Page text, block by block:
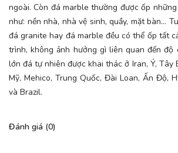
ngoài. Còn đá marble thường được ốp
như: nền nhà, nhà vệ sinh, quầy, mặt bàn…
đá granite hay đá marble đều có thể ốp tất
trình, không ảnh hưởng gì liên quan đến độ
lớn đá tự nhiên được khai thác ở Iran, Ý, Tây
Mỹ, Mehico, Trung Quốc, Đài Loan, Ấn Độ,
và Brazil.
Đánh giá (0)